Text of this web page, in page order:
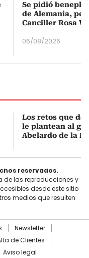
Se pidió
de Alemania,
Canciller Rosa
06/08/2026
Los retos que
le plantean al
Abelardo de la
reservados.
de las reproducciones y
desde este sitio
medios que resulten
Newsletter
de Clientes
Aviso legal